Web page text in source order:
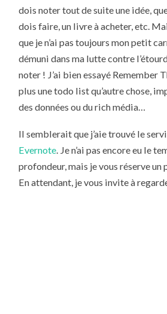
dois noter tout de suite une idée,
dois faire, un livre à acheter, etc.
que je n’ai pas toujours mon petit
démuni dans ma lutte contre
noter ! J’ai bien essayé Remember
plus une todo list qu’autre chose,
des données ou du rich média…
Il semblerait que j’aie trouvé le
Evernote. Je n’ai pas encore eu le
profondeur, mais je vous réserve un
En attendant, je vous invite à